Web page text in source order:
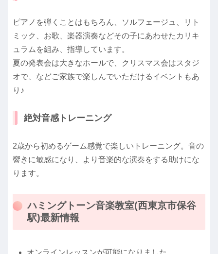
ピアノを弾くことはもちろん、ソルフェージュ、リト
ミック、お歌、楽器演奏などその子にあわせたカリキ
ュラムを組み、指導しています。
夏の発表会は大きなホールで、クリスマス会はスタジ
オで、などご家族で楽しんでいただけるイベントもあ
り♪
絶対音感トレーニング
2歳から初めるゲーム感覚で楽しいトレーニング。音の
響きに敏感になり、より音楽的な演奏をする助けにな
ります。
ハミングトーン音楽教室(西東京市保谷
駅)最新情報
オンラインレッスンが可能になりました。